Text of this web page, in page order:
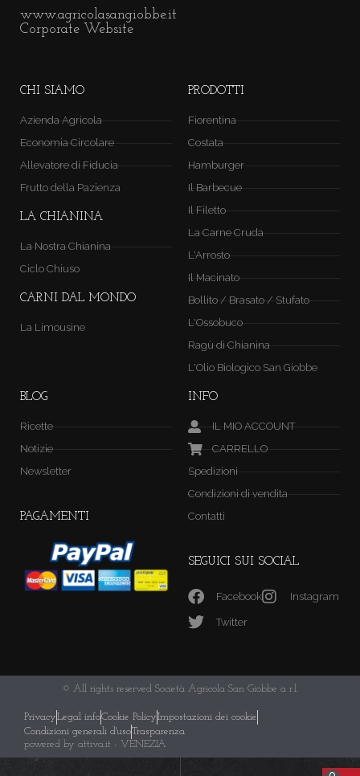
www.agricolasangiobbe.it
Corporate Website
CHI SIAMO
Azienda Agricola
Economia Circolare
Allevatore di Fiducia
Frutto della Pazienza
LA CHIANINA
La Nostra Chianina
Ciclo Chiuso
CARNI DAL MONDO
La Limousine
PRODOTTI
Fiorentina
Costata
Hamburger
Il Barbecue
Il Filetto
La Carne Cruda
L'Arrosto
Il Macinato
Bollito / Brasato / Stufato
L'Ossobuco
Ragù di Chianina
L'Olio Biologico San Giobbe
BLOG
Ricette
Notizie
Newsletter
PAGAMENTI
INFO
IL MIO ACCOUNT
CARRELLO
Spedizioni
Condizioni di vendita
Contatti
SEGUICI SUI SOCIAL
Facebook Instagram
Twitter
© All rights reserved Società Agricola San Giobbe a r.l.
PrivacyLegal infoCookie PolicyImpostazioni dei cookie
Condizioni generali d'usoTrasparenza
powered by attiva.it - VENEZIA